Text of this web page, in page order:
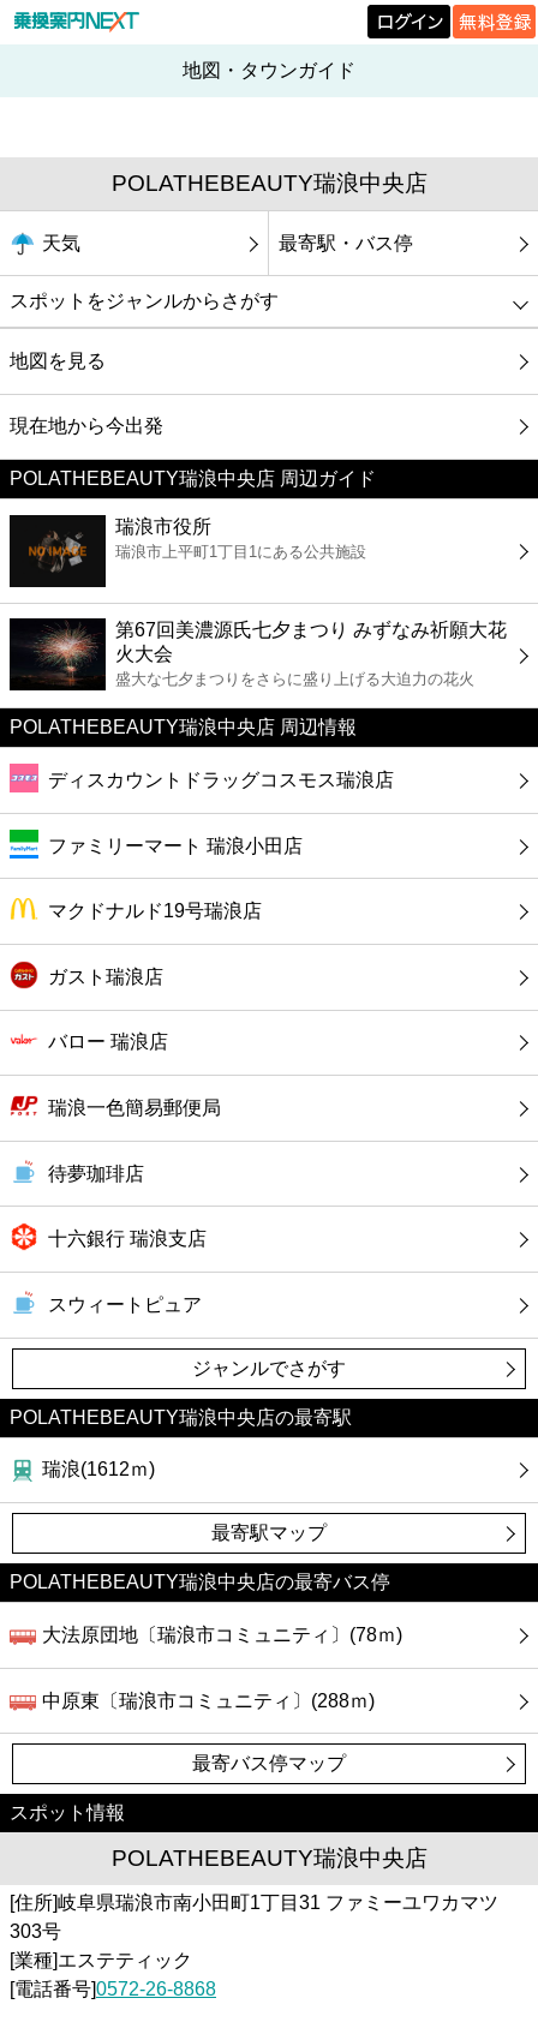
地図・タウンガイド
POLATHEBEAUTY瑞浪中央店
天気 最寄駅・バス停
スポットをジャンルからさがす
グルメ
映画
美容
コンビニ
薬局
スーパー
エンタメ
レジャー
書店
ファミレス
ファーストフード
カフェ
ショッピング
銀行
公共
病院
ホテル
地図を見る
現在地から今出発
POLATHEBEAUTY瑞浪中央店 周辺ガイド
瑞浪市役所
瑞浪市上平町1丁目1にある公共施設
第67回美濃源氏七夕まつり みずなみ祈願大花
火大会
盛大な七夕まつりをさらに盛り上げる大迫力の花火
POLATHEBEAUTY瑞浪中央店 周辺情報
ディスカウントドラッグコスモス瑞浪店
ファミリーマート 瑞浪小田店
マクドナルド19号瑞浪店
ガスト瑞浪店
バロー 瑞浪店
瑞浪一色簡易郵便局
待夢珈琲店
十六銀行 瑞浪支店
スウィートピュア
ジャンルでさがす
POLATHEBEAUTY瑞浪中央店の最寄駅
瑞浪(1612ｍ)
最寄駅マップ
POLATHEBEAUTY瑞浪中央店の最寄バス停
大法原団地〔瑞浪市コミュニティ〕(78ｍ)
中原東〔瑞浪市コミュニティ〕(288ｍ)
最寄バス停マップ
スポット情報
POLATHEBEAUTY瑞浪中央店
[住所]岐阜県瑞浪市南小田町1丁目31 ファミーユワカマツ
303号
[業種]エステティック
[電話番号]0572-26-8868